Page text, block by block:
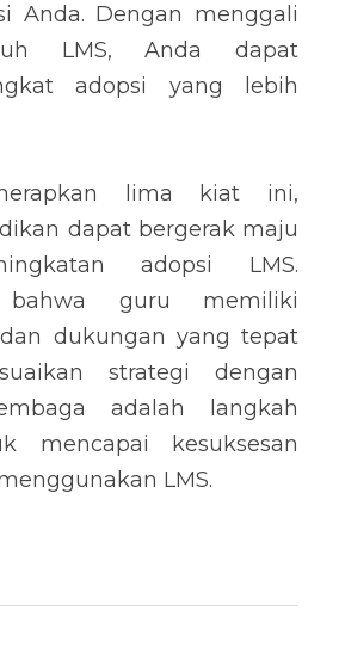
Anda. Dengan menggali
LMS, Anda dapat
adopsi yang lebih
lima kiat ini,
dapat bergerak maju
adopsi LMS.
bahwa guru memiliki
dukungan yang tepat
strategi dengan
adalah langkah
mencapai kesuksesan
LMS.